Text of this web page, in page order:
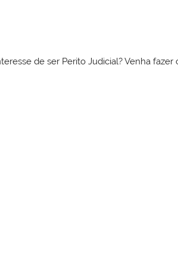
de ser Perito Judicial? Venha